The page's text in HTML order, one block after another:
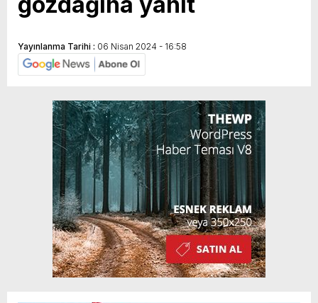
Yayınlanma Tarihi : 06 Nisan 2024 - 16:58